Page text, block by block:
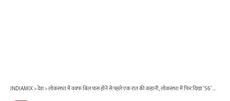
INDIAMIX>देश>लोकसभा में वक्फ बिल पास होने से पहले एक रात की कहानी, लोकसभा में फिर दिखा ‘56’ का खेला